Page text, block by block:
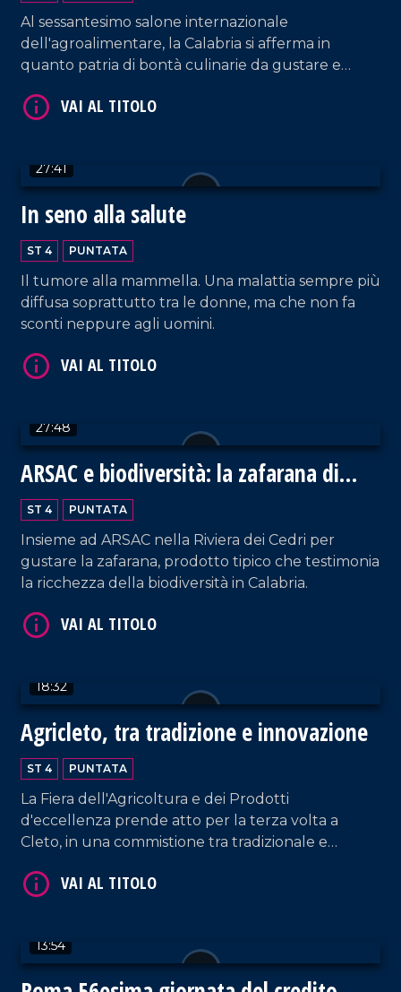
Al sessantesimo salone internazionale
dell'agroalimentare, la Calabria si afferma in
quanto patria di bontà culinarie da gustare e
27:41
In seno alla salute
ST 4 PUNTATA
Il tumore alla mammella. Una malattia sempre più
diffusa soprattutto tra le donne, ma che non fa
sconti neppure agli uomini.
27:48
ARSAC e biodiversità: la zafarana di
Tortora
ST 4 PUNTATA
Insieme ad ARSAC nella Riviera dei Cedri per
gustare la zafarana, prodotto tipico che testimonia
la ricchezza della biodiversità in Calabria.
18:32
Agricleto, tra tradizione e innovazione
ST 4 PUNTATA
La Fiera dell'Agricoltura e dei Prodotti
d'eccellenza prende atto per la terza volta a
Cleto, in una commistione tra tradizionale e
13:54
VAI AL TITOLO
VAI AL TITOLO
VAI AL TITOLO
VAI AL TITOLO